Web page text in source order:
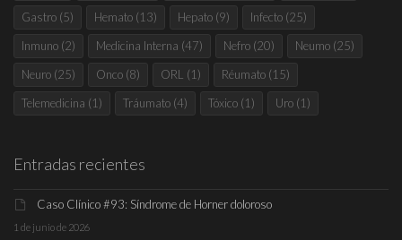
Gastro (5) Hemato (13) Hepato (9) Infecto (25)
Inmuno (2) Medicina Interna (47) Nefro (20) Neumo (25)
Neuro (25) Onco (8) ORL (1) Réumato (15)
Telemedicina (1) Tráumato (4) Tóxico (1) Uro (1)
Entradas recientes
Caso Clínico #93: Síndrome de Horner doloroso
1 de junio de 2026